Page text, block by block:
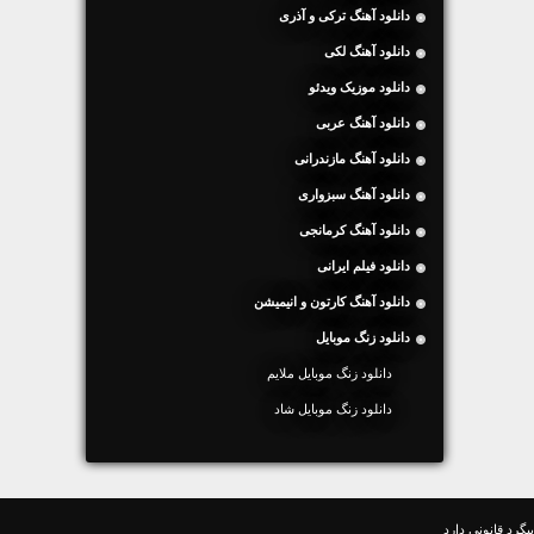
دانلود آهنگ ترکی و آذری
دانلود آهنگ لکی
دانلود موزیک ویدئو
دانلود آهنگ عربی
دانلود آهنگ مازندرانی
دانلود آهنگ سبزواری
دانلود آهنگ کرمانجی
دانلود فیلم ایرانی
دانلود آهنگ کارتون و انیمیشن
دانلود زنگ موبایل
دانلود زنگ موبایل ملایم
دانلود زنگ موبایل شاد
قانونی دارد